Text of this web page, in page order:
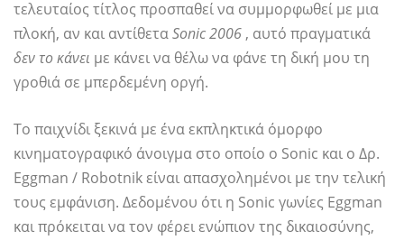
τελευταίος τίτλος προσπαθεί να συμμορφωθεί με μια
πλοκή, αν και αντίθεταSonic 2006 , αυτό πραγματικά
δεν το κάνει με κάνει να θέλω να φάνε τη δική μου τη
γροθιά σε μπερδεμένη οργή.
Το παιχνίδι ξεκινά με ένα εκπληκτικά όμορφο
κινηματογραφικό άνοιγμα στο οποίο ο Sonic και ο Δρ.
Eggman / Robotnik είναι απασχολημένοι με την τελική
τους εμφάνιση. Δεδομένου ότι η Sonic γωνίες Eggman
και πρόκειται να τον φέρει ενώπιον της δικαιοσύνης,